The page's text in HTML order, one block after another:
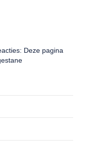
Deze pagina